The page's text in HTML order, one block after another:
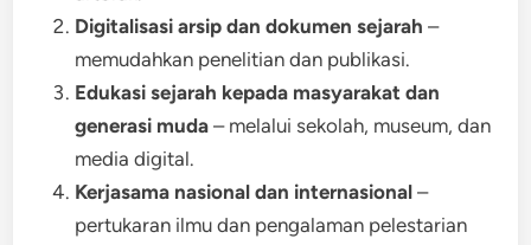
Digitalisasi arsip dan dokumen sejarah –
memudahkan penelitian dan publikasi.
Edukasi sejarah kepada masyarakat dan
generasi muda – melalui sekolah, museum, dan
media digital.
Kerjasama nasional dan internasional –
pertukaran ilmu dan pengalaman pelestarian